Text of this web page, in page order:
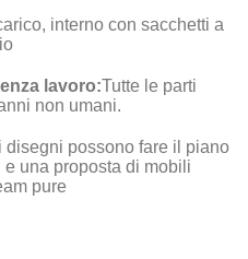
interno con sacchetti a
lavoro:Tutte le parti
non umani.
disegni possono fare il piano
una proposta di mobili
pure